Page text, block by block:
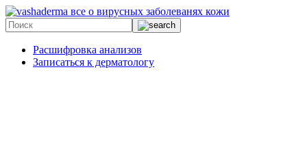
все о вирусных заболеванях кожи
Расшифровка анализов
Записаться к дерматологу